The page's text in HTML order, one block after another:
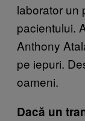
laborator un
pacientului.
Anthony
pe iepuri.
oameni.
Dacă un